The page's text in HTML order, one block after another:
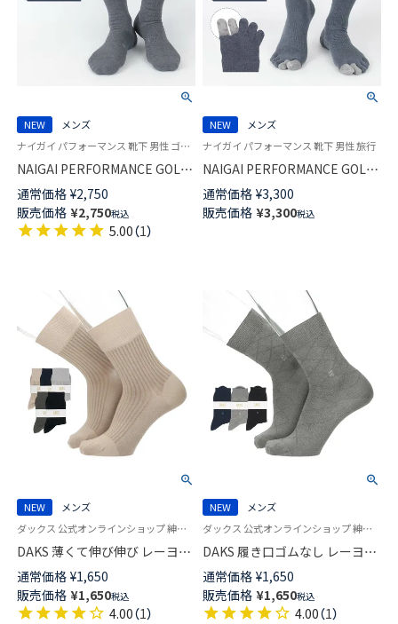
NEW
メンズ
ナイガイ パフォーマンス 靴下 男性 ゴルフ スポーツ
NAIGAI PERFORMANCE GOLF
スポーツ アーチフィットサポー
ト クルー丈 ソックス メンズ
02332221
通常価格 ¥2,750
販売価格 ¥2,750税込
5.00（1）
NEW
メンズ
ナイガイ パフォーマンス 靴下 男性 旅行
NAIGAI PERFORMANCE GOLF
5本指 アーチフィットサポート
クルー丈 ソックス メンズ
02332220
通常価格 ¥3,300
販売価格 ¥3,300税込
NEW
メンズ
ダックス 公式オンラインショップ 紳士 靴下 男性
DAKS 薄くて伸び伸び レーヨン
シルク混 かかとしっかりホール
ド 日本製 ミドル丈 ソックス メ
ンズ 02512755
通常価格 ¥1,650
販売価格 ¥1,650税込
4.00（1）
NEW
メンズ
ダックス 公式オンラインショップ 紳士 靴下 男性
DAKS 履き口ゴムなし レーヨン
シルク混 かかとしっかりホール
ド 日本製 クルー丈 ソックス メ
ンズ 02512718
通常価格 ¥1,650
販売価格 ¥1,650税込
4.00（1）